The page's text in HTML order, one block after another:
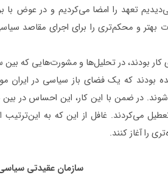
تعهد را امضا می‌کردیم و در عوض با
و محکم‌تری را برای اجرای مقاصد
کار بودند، در تحلیل‌ها و مشورت‌هایی که بین
بودند که یک فضای باز سیاسی در
در ضمن با این کار، این احساس در بین
می‌کردند. غافل از این که به این‌ترتیب
را آغاز کنند.
سازمان عقیدتی